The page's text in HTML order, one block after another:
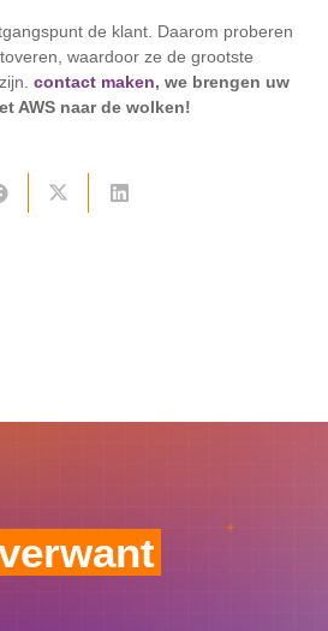
de klant. Daarom proberen
waardoor ze de grootste
contact maken, we brengen uw
AWS naar de wolken!